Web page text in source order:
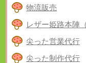
物流販売
レザー姫路本陣
尖った営業代行
尖った制作代行